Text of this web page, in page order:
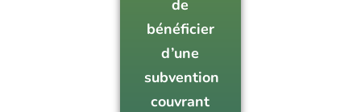
de
bénéficier
d’une
subvention
couvrant